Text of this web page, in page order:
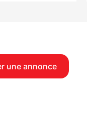
une annonce